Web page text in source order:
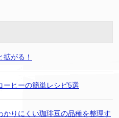
がる！
ーヒーの簡単レシピ5選
かりにくい珈琲豆の品種を整理す